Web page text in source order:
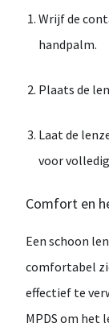
Wrijf de
handpalm.
Plaats de
Laat de
voor
Comfort en
Een schoon
comfortabel
effectief te
MPDS om het